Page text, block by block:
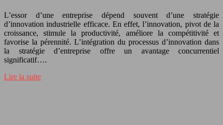
L’essor d’une entreprise dépend souvent d’une stratégie
d’innovation industrielle efficace. En effet, l’innovation, pivot de la
croissance, stimule la productivité, améliore la compétitivité et
favorise la pérennité. L’intégration du processus d’innovation dans
la stratégie d’entreprise offre un avantage concurrentiel
significatif….
Lire la suite